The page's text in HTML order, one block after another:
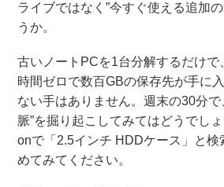
ライブではなく”今すぐ使える追加
うか。
古いノートPCを1台分解するだけで
時間ゼロで数百GBの保存先が手に
ない手はありません。週末の30分で
脈”を掘り起こしてみてはどうでし
onで「2.5インチ HDDケース」と検
めてみてください。